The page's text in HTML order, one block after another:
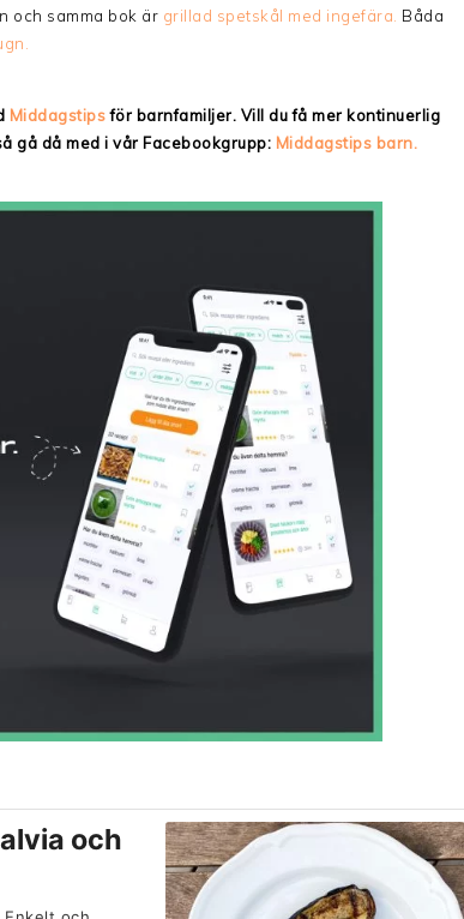
och samma bok är grillad spetskål med ingefära. Båda
Middagstipsför barnfamiljer. Vill du få mer kontinuerlig
gå då med i vår Facebookgrupp: Middagstips barn.
och